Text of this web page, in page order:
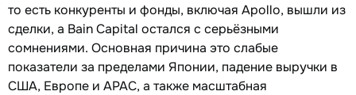
то есть конкуренты и фонды, включая Apollo, вышли из
сделки, а Bain Capital остался с серьёзными
сомнениями. Основная причина это слабые
показатели за пределами Японии, падение выручки в
США, Европе и APAC, а также масштабная